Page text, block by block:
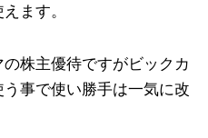
ます。
株主優待ですがビックカ
事で使い勝手は一気に改